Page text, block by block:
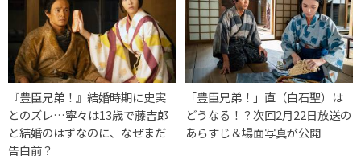
『豊臣兄弟！』結婚時期に史実
とのズレ…寧々は13歳で藤吉郎
と結婚のはずなのに、なぜまだ
告白前？
「豊臣兄弟！」直（白石聖）は
どうなる！？次回2月22日放送の
あらすじ＆場面写真が公開